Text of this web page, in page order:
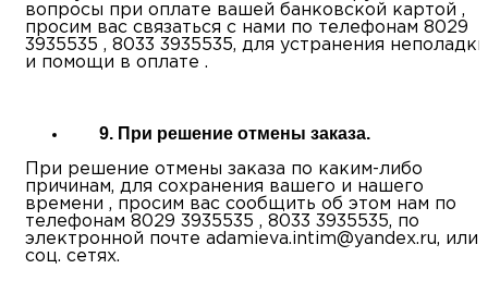
вопросы при оплате вашей банковской картой ,
просим вас связаться с нами по телефонам 8029
3935535 , 8033 3935535, для устранения неполадки
и помощи в оплате .
9. При решение отмены заказа.
При решение отмены заказа по каким-либо
причинам, для сохранения вашего и нашего
времени , просим вас сообщить об этом нам по
телефонам 8029 3935535 , 8033 3935535, по
электронной почте adamieva.intim@yandex.ru, или
соц. сетях.